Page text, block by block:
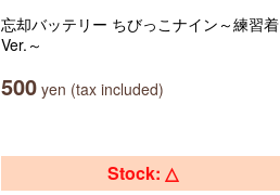
忘却バッテリー ちびっこナイン～練習着
Ver.～
500 yen (tax included)
Stock: △